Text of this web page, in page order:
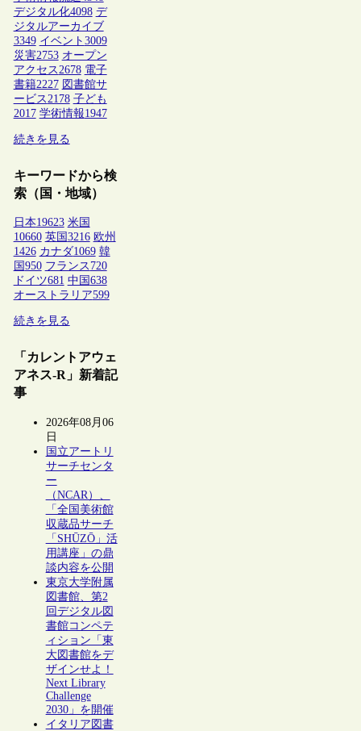
デジタル化4098 デ
ジタルアーカイブ
3349 イベント 3009
災害2753 オープン
アクセス 2678 電子
書籍2227 図書館サ
ービス 2178 子ども
2017 学術情報1947
続きを見る
キーワードから検
索（国・地域）
日本19623 米国
10660 英国 3216 欧州
1426 カナダ1069 韓
国 950 フランス 720
ドイツ681 中国 638
オーストラリア599
続きを見る
「カレントアウェ
アネス-R」新着記
事
2026年08月06
日
国立アートリ
サーチセンタ
ー
（NCAR）、
「全国美術館
収蔵品サーチ
「SHŪZŌ」活
用講座」の鼎
談内容を公開
東京大学附属
図書館、第2
回デジタル図
書館コンペテ
ィション「東
大図書館をデ
ザインせよ！
Next Library
Challenge
2030」を開催
イタリア図書